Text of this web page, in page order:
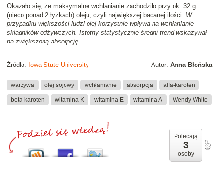
Okazało się, że maksymalne wchłanianie zachodziło przy ok. 32 g
(nieco ponad 2 łyżkach) oleju, czyli największej badanej ilości. W
przypadku większości ludzi olej korzystnie wpływa na wchłanianie
składników odżywczych. Istotny statystycznie średni trend wskazywał
na zwiększoną absorpcję.
Autor: Anna Błońska
Źródło: Iowa State University
warzywa olej sojowy wchłanianie absorpcja alfa-karoten
beta-karoten witamina K witamina E witamina A Wendy White
Polecają
3
osoby